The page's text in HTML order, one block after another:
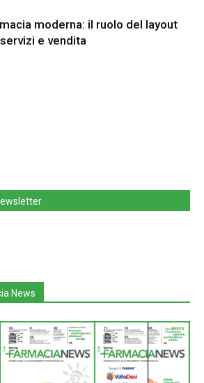
moderna: il ruolo del layout
e vendita
News